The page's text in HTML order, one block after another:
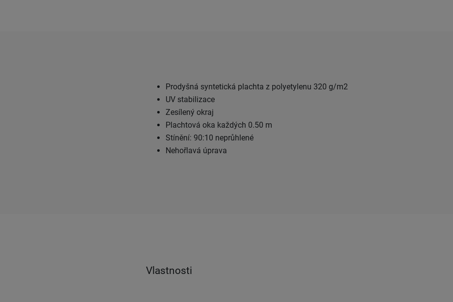
Prodyšná syntetická plachta z polyetylenu 320 g/m2
UV stabilizace
Zesílený okraj
Plachtová oka každých 0.50 m
Stínění: 90:10 neprůhlené
Nehořlavá úprava
Vlastnosti